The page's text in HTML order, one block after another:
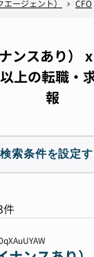
ージェント） CFO
ンスあり）
上の転職・
報
検索条件を設定
件